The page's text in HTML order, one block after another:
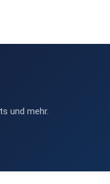
und mehr.